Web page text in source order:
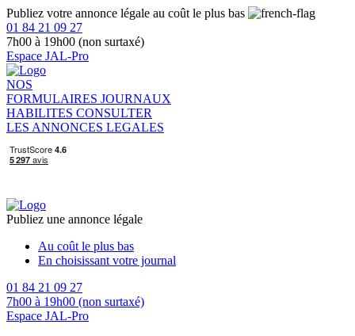
Publiez votre annonce légale au coût le plus bas
01 84 21 09 27
7h00 à 19h00 (non surtaxé)
Espace JAL-Pro
NOS
FORMULAIRES JOURNAUX
HABILITES CONSULTER
LES ANNONCES LEGALES
Publiez une annonce légale
Au coût le plus bas
En choisissant votre journal
01 84 21 09 27
7h00 à 19h00 (non surtaxé)
Espace JAL-Pro